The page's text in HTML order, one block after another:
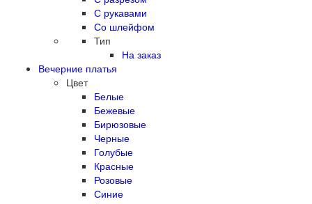
С рукавами
Со шлейфом
Тип
На заказ
Вечерние платья
Цвет
Белые
Бежевые
Бирюзовые
Черные
Голубые
Красные
Розовые
Синие